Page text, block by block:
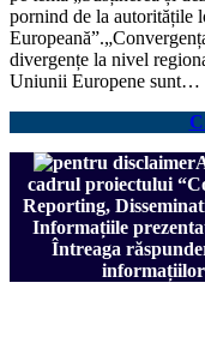
pornind de la autoritățile
divergențe la nivel
Uniunii Europene sunt…
cadrul proiectului
Reporting,
Informațiile
Întreaga